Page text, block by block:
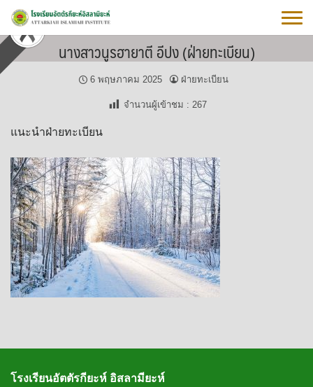
Skip
content
นางสาวนูรฮายาตี อีปง (ฝ่ายทะเบียน)
6 พฤษภาคม 2025 ฝ่ายทะเบียน
จำนวนผู้เข้าชม : 267
แนะนำฝ่ายทะเบียน
โรงเรียนอัตตัรกียะห์ อิสลามียะห์